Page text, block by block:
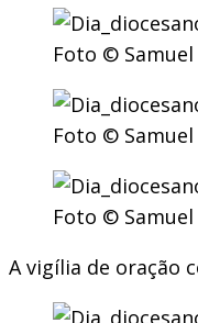
Foto ©
Foto ©
Foto ©
A vigília de oração